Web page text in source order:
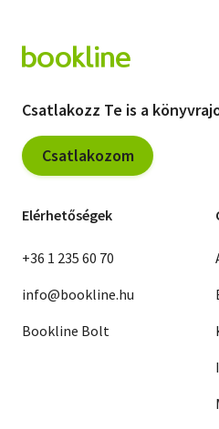
Csatlakozz Te is a
Csatlakozom
Elérhetőségek
+36 1 235 60 70
info@bookline.hu
Bookline Bolt